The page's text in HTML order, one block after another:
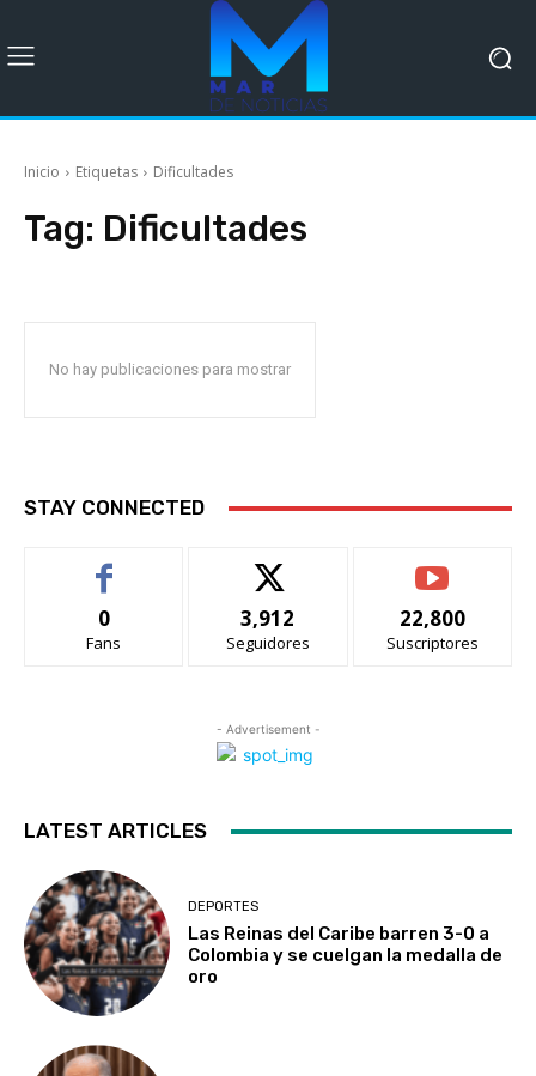
Inicio Etiquetas Dificultades
Tag: Dificultades
No hay publicaciones para mostrar
STAY CONNECTED
0
Fans
3,912
Seguidores
22,800
Suscriptores
- Advertisement -
LATEST ARTICLES
DEPORTES
Las Reinas del Caribe barren 3-0 a
Colombia y se cuelgan la medalla de
oro